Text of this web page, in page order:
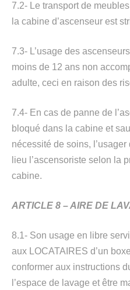
7.2- Le transport de
la cabine d’ascenseur est
7.3- L’usage des
moins de 12 ans non
adulte, ceci en raison des
7.4- En cas de panne de
bloqué dans la cabine et
nécessité de soins,
lieu l’ascensoriste selon la
cabine.
ARTICLE 8 – AIRE DE
8.1- Son usage en libre
aux LOCATAIRES d’un
conformer aux instructions
l’espace de lavage et être